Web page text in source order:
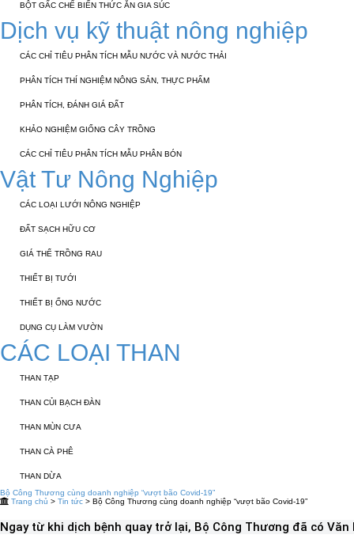
BỘT GẤC CHẾ BIẾN THỨC ĂN GIA SÚC
Dịch vụ kỹ thuật nông nghiệp
CÁC CHỈ TIÊU PHÂN TÍCH MẪU NƯỚC VÀ NƯỚC THẢI
PHÂN TÍCH THÍ NGHIỆM NÔNG SẢN, THỰC PHẨM
PHÂN TÍCH, ĐÁNH GIÁ ĐẤT
KHẢO NGHIỆM GIỐNG CÂY TRỒNG
CÁC CHỈ TIÊU PHÂN TÍCH MẪU PHÂN BÓN
Vật Tư Nông Nghiệp
CÁC LOẠI LƯỚI NÔNG NGHIỆP
ĐẤT SẠCH HỮU CƠ
GIÁ THỂ TRỒNG RAU
THIẾT BỊ TƯỚI
THIẾT BỊ ỐNG NƯỚC
DỤNG CỤ LÀM VƯỜN
CÁC LOẠI THAN
THAN TẠP
THAN CỦI BẠCH ĐÀN
THAN MÙN CƯA
THAN CÀ PHÊ
THAN DỪA
Bộ Công Thương cùng doanh nghiệp “vượt bão Covid-19”
Trang chủ > Tin tức > Bộ Công Thương cùng doanh nghiệp “vượt bão Covid-19”
Ngay từ khi dịch bệnh quay trở lại, Bộ Công Thương đã có